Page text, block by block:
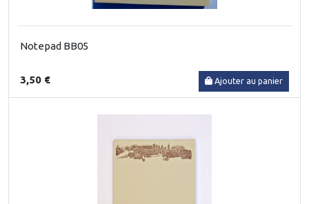
Notepad BB05
3,50 € Ajouter au panier